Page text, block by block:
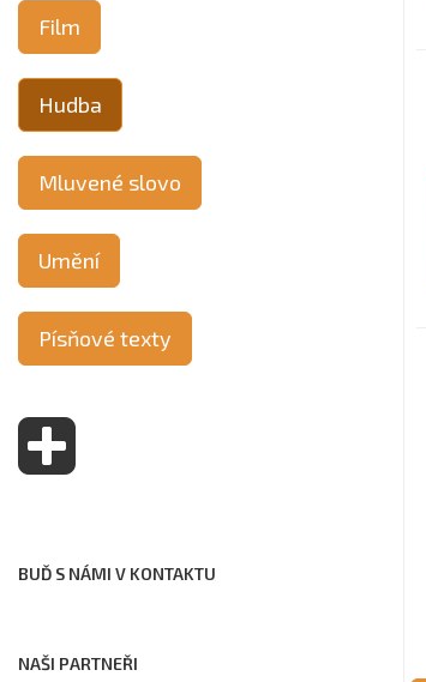
Film
Hudba
Mluvené slovo
Umění
Písňové texty
BUĎ S NÁMI V KONTAKTU
NAŠI PARTNEŘI